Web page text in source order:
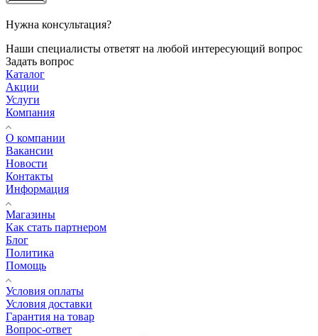
Нужна консультация?
Наши специалисты ответят на любой интересующий вопрос
Задать вопрос
Каталог
Акции
Услуги
Компания
О компании
Вакансии
Новости
Контакты
Информация
Магазины
Как стать партнером
Блог
Политика
Помощь
Условия оплаты
Условия доставки
Гарантия на товар
Вопрос-ответ